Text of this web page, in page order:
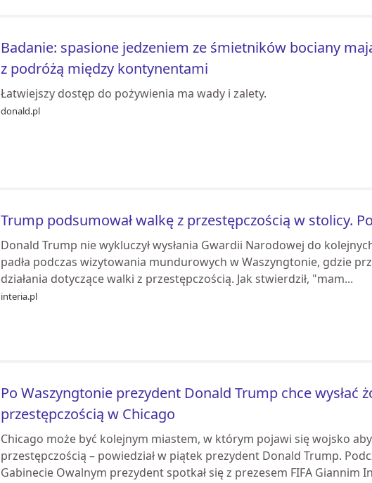
Badanie: spasione jedzeniem ze śmietników bociany
z podróżą między kontynentami
Łatwiejszy dostęp do pożywienia ma wady i zalety.
donald.pl
Trump podsumował walkę z przestępczością w stolicy.
Donald Trump nie wykluczył wysłania Gwardii Narodowej do
padła podczas wizytowania mundurowych w Waszyngtonie, gdzie
działania dotyczące walki z przestępczością. Jak stwierdził, "mam...
interia.pl
Po Waszyngtonie prezydent Donald Trump chce wysłać
przestępczością w Chicago
Chicago może być kolejnym miastem, w którym pojawi się wojsko
przestępczością – powiedział w piątek prezydent Donald Trump.
Gabinecie Owalnym prezydent spotkał się z prezesem FIFA Giannim